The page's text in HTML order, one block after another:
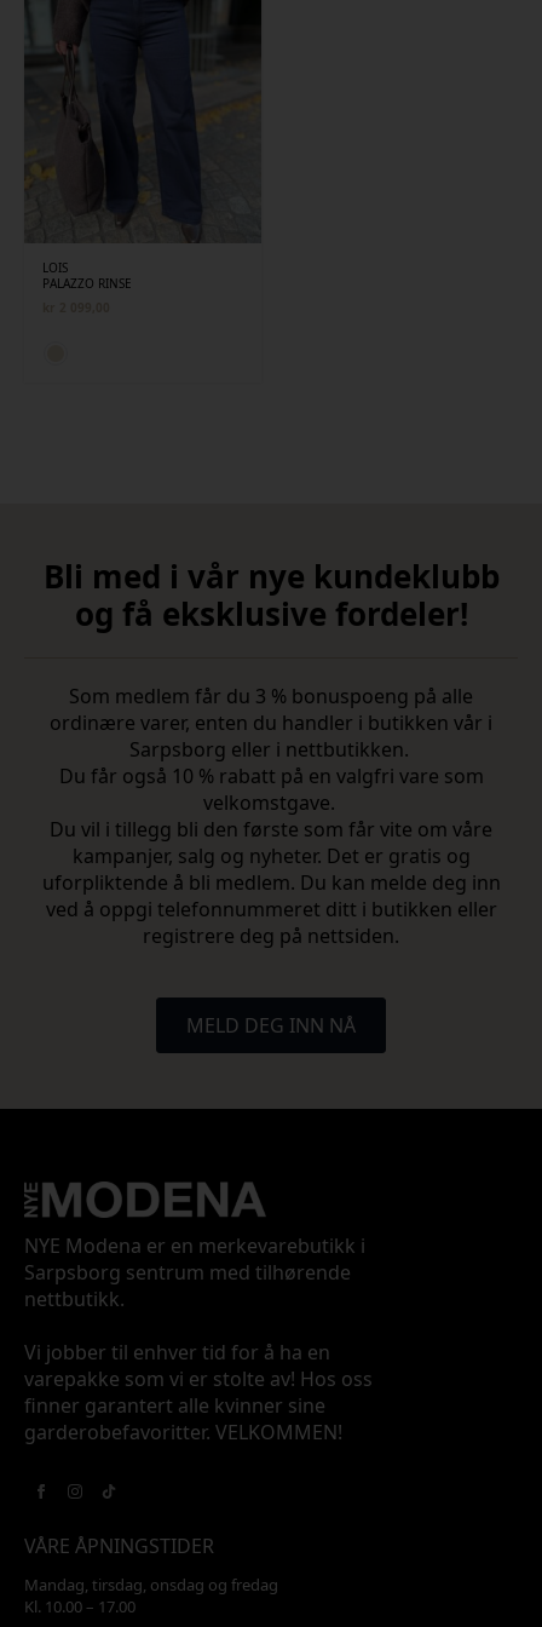
LOIS
PALAZZO RINSE
Bli med i vår nye kundeklubb
og få eksklusive fordeler!
Som medlem får du 3 % bonuspoeng på alle
ordinære varer, enten du handler i butikken vår i
Sarpsborg eller i nettbutikken.
Du får også 10 % rabatt på en valgfri vare som
velkomstgave.
Du vil i tillegg bli den første som får vite om våre
kampanjer, salg og nyheter. Det er gratis og
uforpliktende å bli medlem. Du kan melde deg inn
ved å oppgi telefonnummeret ditt i butikken eller
registrere deg på nettsiden.
MELD DEG INN NÅ
NYE Modena er en merkevarebutikk i
Sarpsborg sentrum med tilhørende
nettbutikk.
Vi jobber til enhver tid for å ha en
varepakke som vi er stolte av! Hos oss
finner garantert alle kvinner sine
garderobefavoritter. VELKOMMEN!
VÅRE ÅPNINGSTIDER
Mandag, tirsdag, onsdag og fredag
Kl. 10.00 – 17.00